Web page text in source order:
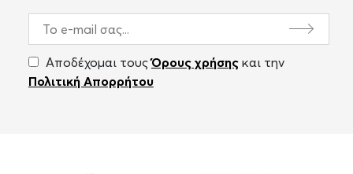
Αποδέχομαι τουςΌρους χρήσηςκαι την
Πολιτική Απορρήτου